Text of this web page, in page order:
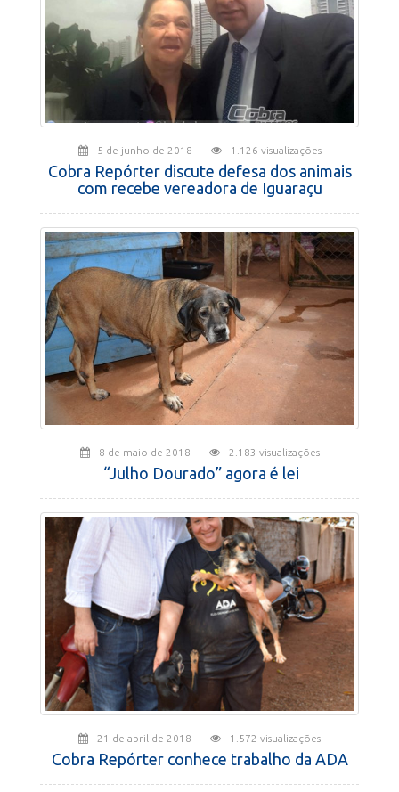
5 de junho de 2018 1.126 visualizações
Cobra Repórter discute defesa dos animais
com recebe vereadora de Iguaraçu
8 de maio de 2018 2.183 visualizações
“Julho Dourado” agora é lei
21 de abril de 2018 1.572 visualizações
Cobra Repórter conhece trabalho da ADA